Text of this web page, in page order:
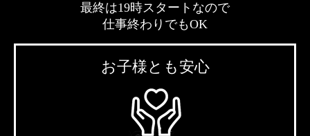
最終は19時スタートなので
仕事終わりでもOK
お子様とも安心